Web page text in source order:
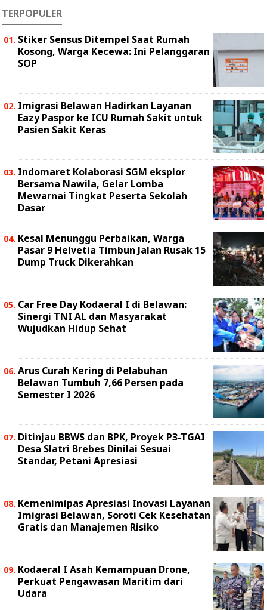
TERPOPULER
Stiker Sensus Ditempel Saat Rumah
Kosong, Warga Kecewa: Ini Pelanggaran
SOP
Imigrasi Belawan Hadirkan Layanan
Eazy Paspor ke ICU Rumah Sakit untuk
Pasien Sakit Keras
Indomaret Kolaborasi SGM eksplor
Bersama Nawila, Gelar Lomba
Mewarnai Tingkat Peserta Sekolah
Dasar
Kesal Menunggu Perbaikan, Warga
Pasar 9 Helvetia Timbun Jalan Rusak 15
Dump Truck Dikerahkan
Car Free Day Kodaeral I di Belawan:
Sinergi TNI AL dan Masyarakat
Wujudkan Hidup Sehat
Arus Curah Kering di Pelabuhan
Belawan Tumbuh 7,66 Persen pada
Semester I 2026
Ditinjau BBWS dan BPK, Proyek P3-TGAI
Desa Slatri Brebes Dinilai Sesuai
Standar, Petani Apresiasi
Kemenimipas Apresiasi Inovasi Layanan
Imigrasi Belawan, Soroti Cek Kesehatan
Gratis dan Manajemen Risiko
Kodaeral I Asah Kemampuan Drone,
Perkuat Pengawasan Maritim dari
Udara